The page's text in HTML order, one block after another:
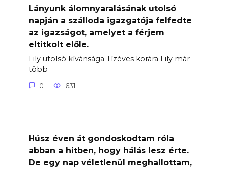
Lányunk álomnyaralásának utolsó
napján a szálloda igazgatója felfedte
az igazságot, amelyet a férjem
eltitkolt előle.
Lily utolsó kívánsága Tízéves korára Lily már
több
0 631
Húsz éven át gondoskodtam róla
abban a hitben, hogy hálás lesz érte.
De egy nap véletlenül meghallottam,